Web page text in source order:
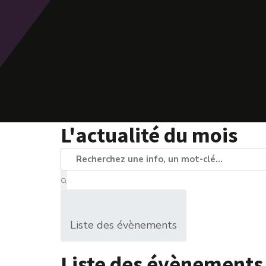
L'actualité du mois
Liste des évènements